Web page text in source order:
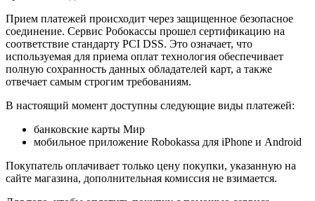
Прием платежей происходит через защищенное безопасное
соединение. Сервис Робокассы прошел сертификацию на
соответствие стандарту PCI DSS. Это означает, что
используемая для приема оплат технология обеспечивает
полную сохранность данных обладателей карт, а также
отвечает самым строгим требованиям.
В настоящий момент доступны следующие виды платежей:
банковские карты Мир
мобильное приложение Robokassa для iPhone и Android
Покупатель оплачивает только цену покупки, указанную на
сайте магазина, дополнительная комиссия не взимается.